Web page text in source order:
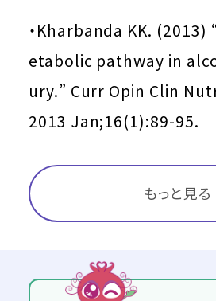
・Kharbanda KK.
etabolic pathway in
ury.” Curr Opin Clin
2013 Jan;16(1):89-95.
もっと見る